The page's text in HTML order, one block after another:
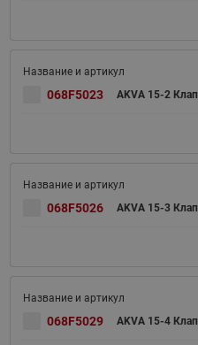
068F5023 AKVA 15-2
068F5026 AKVA 15-3
068F5029 AKVA 15-4